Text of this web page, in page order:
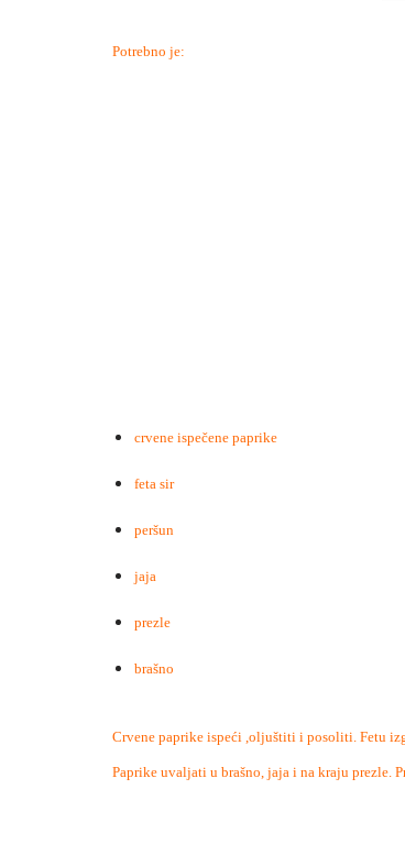
Potrebno je:
crvene ispečene paprike
feta sir
peršun
jaja
prezle
brašno
Crvene paprike ispeći ,oljuštiti i posoliti. Fetu
Paprike uvaljati u brašno, jaja i na kraju prezle.